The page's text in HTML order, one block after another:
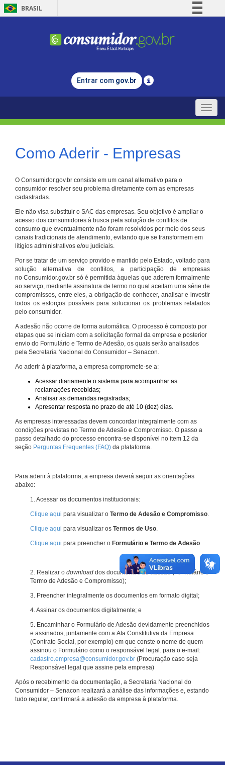
BRASIL
Comunica BR
Legislação
Entrar com gov.br
Toggle
Como Aderir - Empresas
O Consumidor.gov.br consiste em um canal alternativo para o
consumidor resolver seu problema diretamente com as empresas
cadastradas.
Ele não visa substituir o SAC das empresas. Seu objetivo é ampliar o
acesso dos consumidores à busca pela solução de conflitos de
consumo que eventualmente não foram resolvidos por meio dos seus
canais tradicionais de atendimento, evitando que se transformem em
litígios administrativos e/ou judiciais.
Por se tratar de um serviço provido e mantido pelo Estado, voltado para
solução alternativa de conflitos, a participação de empresas
no Consumidor.gov.br só é permitida àquelas que aderem formalmente
ao serviço, mediante assinatura de termo no qual aceitam uma série de
compromissos, entre eles, a obrigação de conhecer, analisar e investir
todos os esforços possíveis para solucionar os problemas relatados
pelo consumidor.
A adesão não ocorre de forma automática. O processo é composto por
etapas que se iniciam com a solicitação formal da empresa e posterior
envio do Formulário e Termo de Adesão, os quais serão analisados
pela Secretaria Nacional do Consumidor – Senacon.
Ao aderir à plataforma, a empresa compromete-se a:
Acessar diariamente o sistema para acompanhar as
reclamações recebidas;
Analisar as demandas registradas;
Apresentar resposta no prazo de até 10 (dez) dias.
As empresas interessadas devem concordar integralmente com as
condições previstas no Termo de Adesão e Compromisso. O passo a
passo detalhado do processo encontra-se disponível no item 12 da
seção Perguntas Frequentes (FAQ) da plataforma.
Para aderir à plataforma, a empresa deverá seguir as orientações
abaixo:
1. Acessar os documentos institucionais:
Clique aqui para visualizar o Termo de Adesão e Compromisso.
Clique aqui para visualizar os Termos de Uso.
Clique aqui para preencher o Formulário e Termo de Adesão
2. Realizar o download dos documentos de adesão (Formulário e
Termo de Adesão e Compromisso);
3. Preencher integralmente os documentos em formato digital;
4. Assinar os documentos digitalmente; e
5. Encaminhar o Formulário de Adesão devidamente preenchidos
e assinados, juntamente com a Ata Constitutiva da Empresa
(Contrato Social, por exemplo) em que conste o nome de quem
assinou o Formulário como o responsável legal. para o e-mail:
cadastro.empresa@consumidor.gov.br (Procuração caso seja
Responsável legal que assine pela empresa)
Após o recebimento da documentação, a Secretaria Nacional do
Consumidor – Senacon realizará a análise das informações e, estando
tudo regular, confirmará a adesão da empresa à plataforma.